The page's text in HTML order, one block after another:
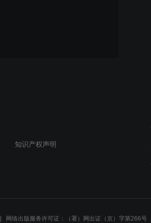
知识产权声明
网络出版服务许可证：（署）网出证（京）字第266号